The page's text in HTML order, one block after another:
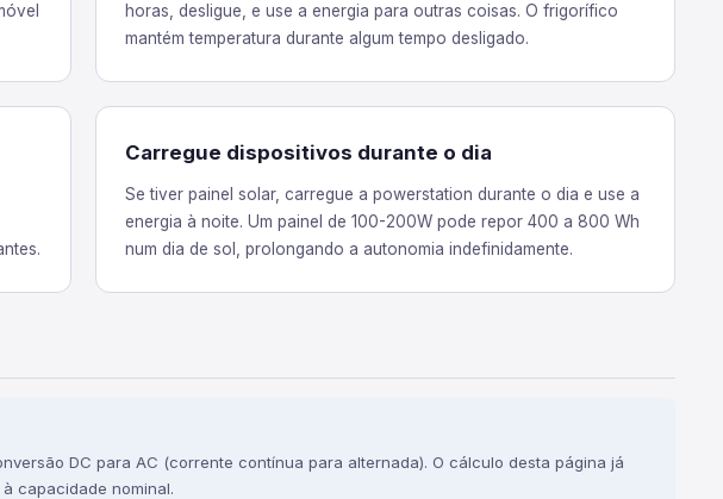
horas, desligue, e use a energia para outras coisas. O frigorífico
mantém temperatura durante algum tempo desligado.
Carregue dispositivos durante o dia
Se tiver painel solar, carregue a powerstation durante o dia e use a
energia à noite. Um painel de 100-200W pode repor 400 a 800 Wh
num dia de sol, prolongando a autonomia indefinidamente.
DC para AC (corrente contínua para alternada). O cálculo desta página já
capacidade nominal.